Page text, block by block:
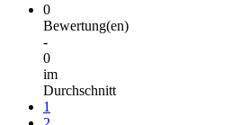
0
Bewertung(en)
-
0
im
Durchschnitt
1